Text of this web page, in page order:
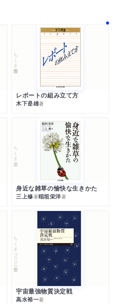
ちくま学芸文庫
レポートの組み立て方
木下是雄著
ちくま文庫
身近な雑草の愉快な生きかた
三上修著稲垣栄洋著
ちくまプリマー新書
宇宙最強物質決定戦
高水裕一著